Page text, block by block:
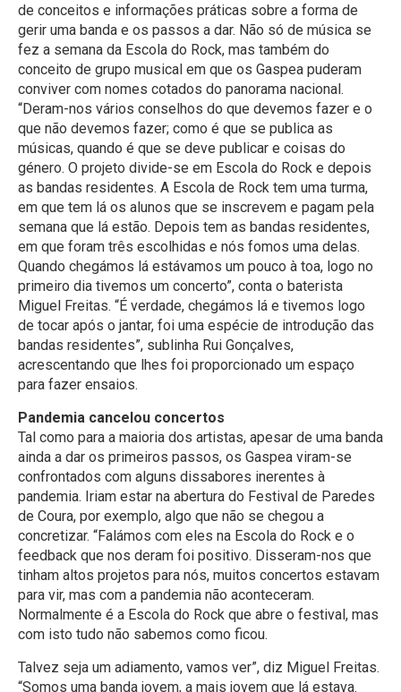
de conceitos e informações práticas sobre a forma de
gerir uma banda e os passos a dar. Não só de música se
fez a semana da Escola do Rock, mas também do
conceito de grupo musical em que os Gaspea puderam
conviver com nomes cotados do panorama nacional.
“Deram-nos vários conselhos do que devemos fazer e o
que não devemos fazer; como é que se publica as
músicas, quando é que se deve publicar e coisas do
género. O projeto divide-se em Escola do Rock e depois
as bandas residentes. A Escola de Rock tem uma turma,
em que tem lá os alunos que se inscrevem e pagam pela
semana que lá estão. Depois tem as bandas residentes,
em que foram três escolhidas e nós fomos uma delas.
Quando chegámos lá estávamos um pouco à toa, logo no
primeiro dia tivemos um concerto”, conta o baterista
Miguel Freitas. “É verdade, chegámos lá e tivemos logo
de tocar após o jantar, foi uma espécie de introdução das
bandas residentes”, sublinha Rui Gonçalves,
acrescentando que lhes foi proporcionado um espaço
para fazer ensaios.
Pandemia cancelou concertos
Tal como para a maioria dos artistas, apesar de uma banda
ainda a dar os primeiros passos, os Gaspea viram-se
confrontados com alguns dissabores inerentes à
pandemia. Iriam estar na abertura do Festival de Paredes
de Coura, por exemplo, algo que não se chegou a
concretizar. “Falámos com eles na Escola do Rock e o
feedback que nos deram foi positivo. Disseram-nos que
tinham altos projetos para nós, muitos concertos estavam
para vir, mas com a pandemia não aconteceram.
Normalmente é a Escola do Rock que abre o festival, mas
com isto tudo não sabemos como ficou.
Talvez seja um adiamento, vamos ver”, diz Miguel Freitas.
“Somos uma banda jovem, a mais jovem que lá estava.